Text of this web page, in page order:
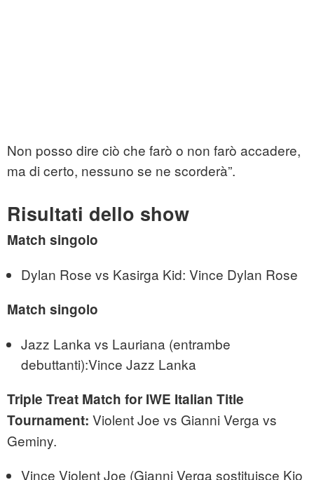
Non posso dire ciò che farò o non farò accadere,
ma di certo, nessuno se ne scorderà”.
Risultati dello show
Match singolo
Dylan Rose vs Kasirga Kid: Vince Dylan Rose
Match singolo
Jazz Lanka vs Lauriana (entrambe
debuttanti):Vince Jazz Lanka
Triple Treat Match for IWE Italian Title
Tournament: Violent Joe vs Gianni Verga vs
Geminy.
Vince Violent Joe (Gianni Verga sostituisce Kio